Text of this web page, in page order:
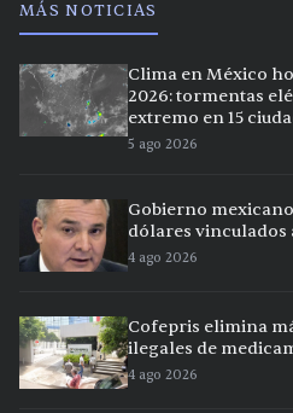
MÁS NOTICIAS
Clima en México
2026: tormentas
extremo en 15
5 ago 2026
Gobierno
dólares vinculados
4 ago 2026
Cofepris elimina
ilegales de
4 ago 2026